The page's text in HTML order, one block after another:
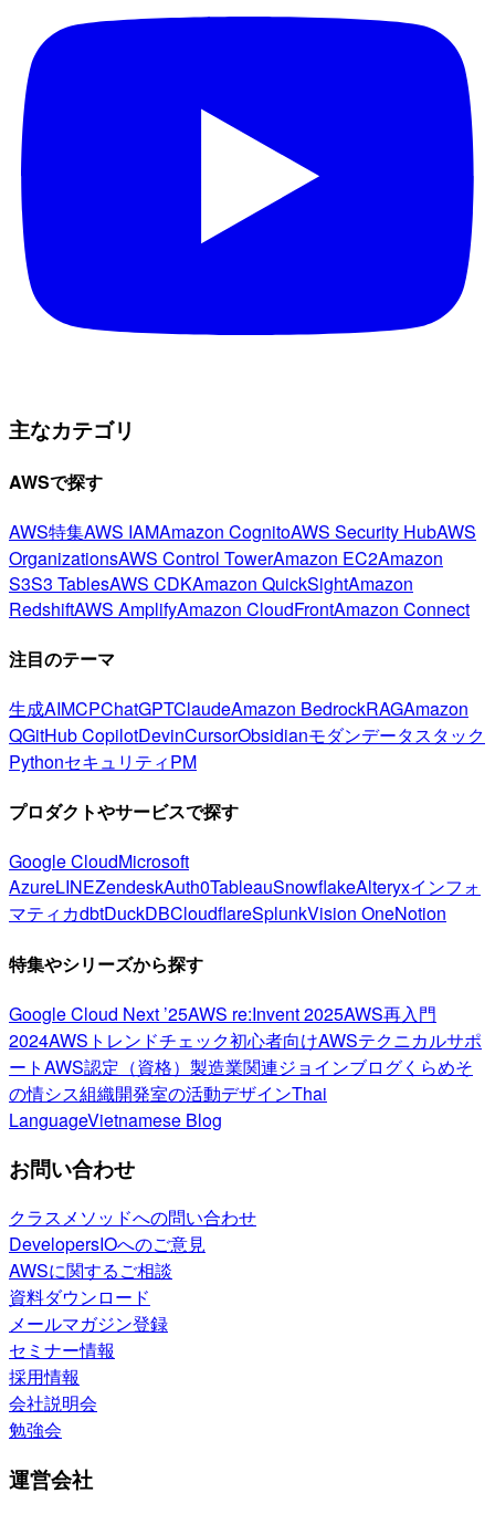
主なカテゴリ
AWSで探す
AWS特集AWS IAMAmazon CognitoAWS Security HubAWS
OrganizationsAWS Control TowerAmazon EC2Amazon
S3S3 TablesAWS CDKAmazon QuickSightAmazon
RedshiftAWS AmplifyAmazon CloudFrontAmazon Connect
注目のテーマ
生成AIMCPChatGPTClaudeAmazon BedrockRAGAmazon
QGitHub CopilotDevinCursorObsidianモダンデータスタック
PythonセキュリティPM
プロダクトやサービスで探す
Google CloudMicrosoft
AzureLINEZendeskAuth0TableauSnowflakeAlteryxインフォ
マティカdbtDuckDBCloudflareSplunkVision OneNotion
特集やシリーズから探す
Google Cloud Next ’25AWS re:Invent 2025AWS再入門
2024AWSトレンドチェック初心者向けAWSテクニカルサポ
ートAWS認定（資格） 製造業関連ジョインブログくらめそ
の情シス組織開発室の活動デザインThai
LanguageVietnamese Blog
お問い合わせ
クラスメソッドへの問い合わせ
DevelopersIOへのご意見
AWSに関するご相談
資料ダウンロード
メールマガジン登録
セミナー情報
採用情報
会社説明会
勉強会
運営会社